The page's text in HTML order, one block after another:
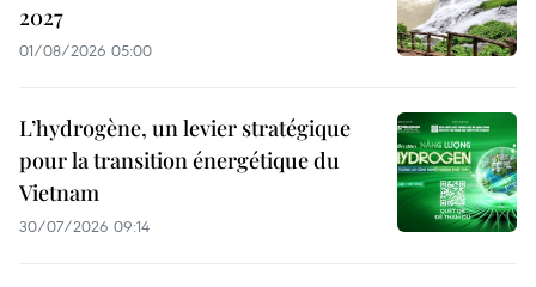
2027
01/08/2026 05:00
L’hydrogène, un levier stratégique
pour la transition énergétique du
Vietnam
30/07/2026 09:14